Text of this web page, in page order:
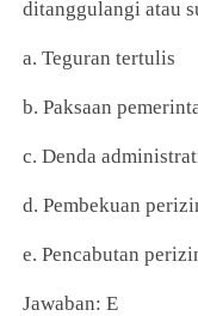
ditanggulangi atau
a. Teguran tertulis
b. Paksaan
c. Denda
d. Pembekuan
e. Pencabutan
Jawaban: E